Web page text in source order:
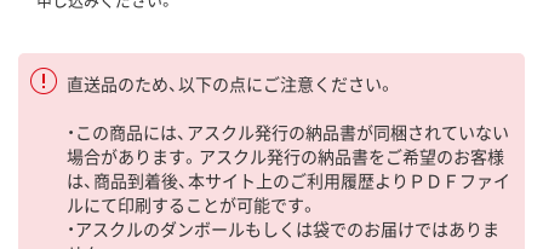
直送品のため、以下の点にご注意ください。
・この商品には、アスクル発行の納品書が同梱されていない
場合があります。アスクル発行の納品書をご希望のお客様
は、商品到着後、本サイト上のご利用履歴よりＰＤＦファイ
ルにて印刷することが可能です。
・アスクルのダンボールもしくは袋でのお届けではありま